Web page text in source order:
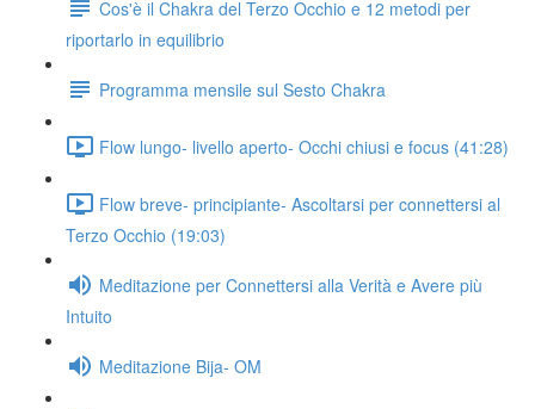
Cos'è il Chakra del Terzo Occhio e 12 metodi per
riportarlo in equilibrio
Programma mensile sul Sesto Chakra
Flow lungo- livello aperto- Occhi chiusi e focus (41:28)
Flow breve- principiante- Ascoltarsi per connettersi al
Terzo Occhio (19:03)
Meditazione per Connettersi alla Verità e Avere più
Intuito
Meditazione Bija- OM